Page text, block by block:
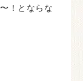
！とならな